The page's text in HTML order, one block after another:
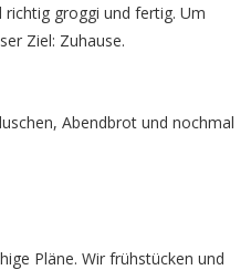
groggi und fertig. Um
Ziel: Zuhause.
Abendbrot und nochmal
Pläne. Wir frühstücken und